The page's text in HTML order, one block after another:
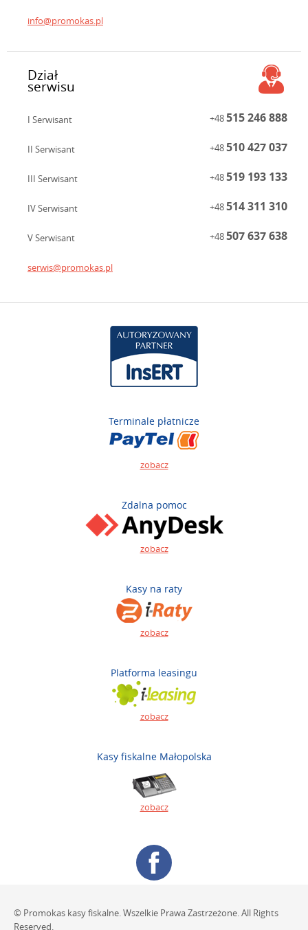
info@promokas.pl
Dział
serwisu
I Serwisant +48515 246 888
II Serwisant +48510 427 037
III Serwisant +48519 193 133
IV Serwisant +48514 311 310
V Serwisant +48507 637 638
serwis@promokas.pl
Terminale płatnicze
zobacz
Zdalna pomoc
zobacz
Kasy na raty
zobacz
Platforma leasingu
zobacz
Kasy fiskalne Małopolska
zobacz
© Promokas kasy fiskalne. Wszelkie Prawa Zastrzeżone. All Rights
Reserved.